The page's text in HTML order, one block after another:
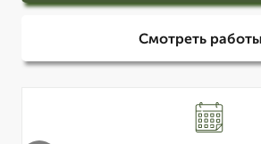
Смотреть работы